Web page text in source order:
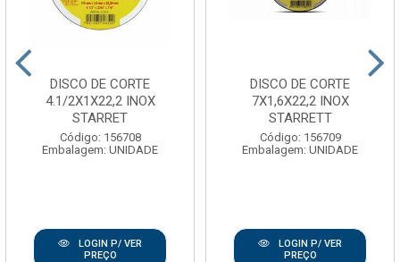
DISCO DE CORTE
4.1/2X1X22,2 INOX
STARRET
Código: 156708
Embalagem: UNIDADE
LOGIN P/ VER
PREÇO
DISCO DE CORTE
7X1,6X22,2 INOX
STARRETT
Código: 156709
Embalagem: UNIDADE
LOGIN P/ VER
PREÇO